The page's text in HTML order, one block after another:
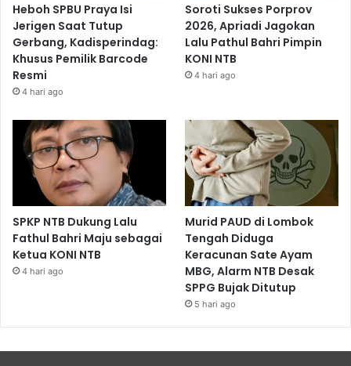
Heboh SPBU Praya Isi
Jerigen Saat Tutup
Gerbang, Kadisperindag:
Khusus Pemilik Barcode
Resmi
4 hari ago
Soroti Sukses Porprov
2026, Apriadi Jagokan
Lalu Pathul Bahri Pimpin
KONI NTB
4 hari ago
SPKP NTB Dukung Lalu
Fathul Bahri Maju sebagai
Ketua KONI NTB
4 hari ago
Murid PAUD di Lombok
Tengah Diduga
Keracunan Sate Ayam
MBG, Alarm NTB Desak
SPPG Bujak Ditutup
5 hari ago